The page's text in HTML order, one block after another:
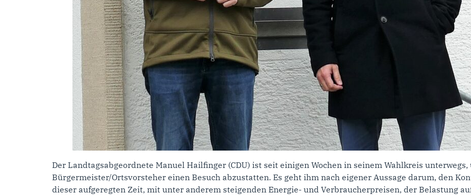
Der Landtagsabgeordnete Manuel Hailfinger (CDU) ist seit einigen Wochen in seinem Wahlkreis
Bürgermeister/Ortsvorsteher einen Besuch abzustatten. Es geht ihm nach eigener Aussage darum, den
dieser aufgeregten Zeit, mit unter anderem steigenden Energie- und Verbraucherpreisen, der Belastung